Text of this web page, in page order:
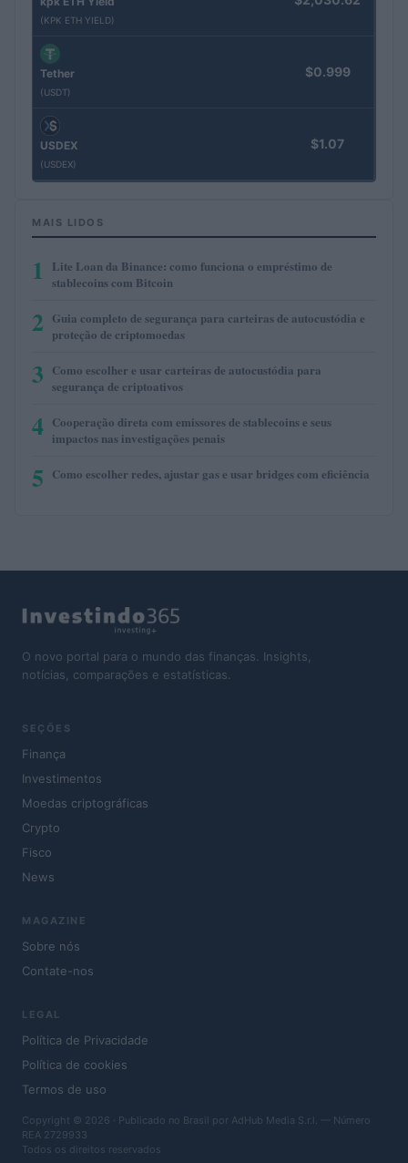
(KPK ETH YIELD)
Tether
(USDT)
$0.999
USDEX
(USDEX)
$1.07
MAIS LIDOS
1
Lite Loan da Binance: como funciona o empréstimo de
stablecoins com Bitcoin
2 Guia completo de segurança para carteiras de autocustódia e
proteção de criptomoedas
3 Como escolher e usar carteiras de autocustódia para
segurança de criptoativos
4 Cooperação direta com emissores de stablecoins e seus
impactos nas investigações penais
5 Como escolher redes, ajustar gas e usar bridges com eficiência
O novo portal para o mundo das finanças. Insights,
notícias, comparações e estatísticas.
SEÇÕES
Finança
Investimentos
Moedas criptográficas
Crypto
Fisco
News
MAGAZINE
Sobre nós
Contate-nos
LEGAL
Política de Privacidade
Política de cookies
Termos de uso
Copyright © 2026 · Publicado no Brasil por AdHub Media S.r.l. — Número
REA 2729933
Todos os direitos reservados